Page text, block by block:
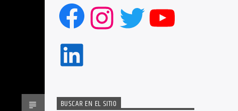
Facebook
Instagram
Twitter
LinkedIn
BUSCAR EN EL SITIO